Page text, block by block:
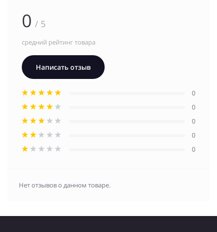
0 / 5
средний рейтинг товара
Написать отзыв
0
0
0
0
0
Нет отзывов о данном товаре.